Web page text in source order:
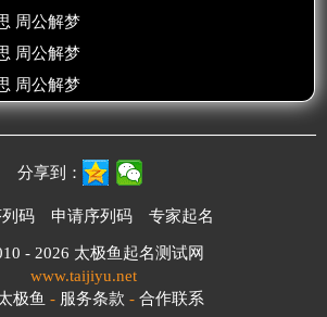
周公解梦
周公解梦
周公解梦
分享到：
码 申请序列码 专家起名
- 2026 太极鱼起名测试网
www.taijiyu.net
极鱼 - 服务条款 - 合作联系